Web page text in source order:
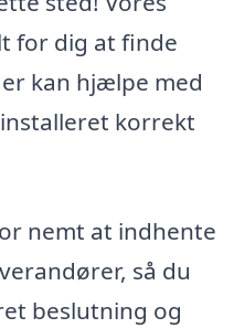
for dig at finde
kan hjælpe med
korrekt
nemt at indhente
så du
beslutning og